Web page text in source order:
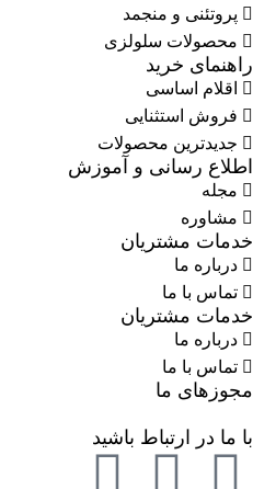
پروتئنی و منجمد
محصولات سلولزی
راهنمای خرید
اقلام اساسی
فروش استثنایی
جدیدترین محصولات
اطلاع رسانی و آموزش
مجله
مشاوره
خدمات مشتریان
درباره ما
تماس با ما
خدمات مشتریان
درباره ما
تماس با ما
مجوزهای ما
با ما در ارتباط باشید